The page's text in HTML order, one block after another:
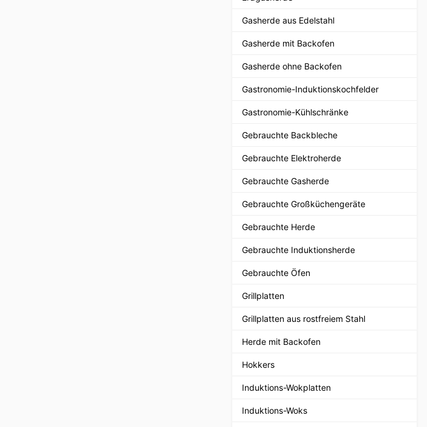
Gasherde aus Edelstahl
Gasherde mit Backofen
Gasherde ohne Backofen
Gastronomie-Induktionskochfelder
Gastronomie-Kühlschränke
Gebrauchte Backbleche
Gebrauchte Elektroherde
Gebrauchte Gasherde
Gebrauchte Großküchengeräte
Gebrauchte Herde
Gebrauchte Induktionsherde
Gebrauchte Öfen
Grillplatten
Grillplatten aus rostfreiem Stahl
Herde mit Backofen
Hokkers
Induktions-Wokplatten
Induktions-Woks